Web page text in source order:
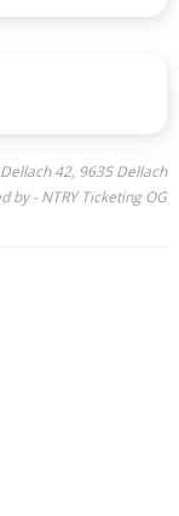
42, 9635 Dellach
by - NTRY Ticketing OG